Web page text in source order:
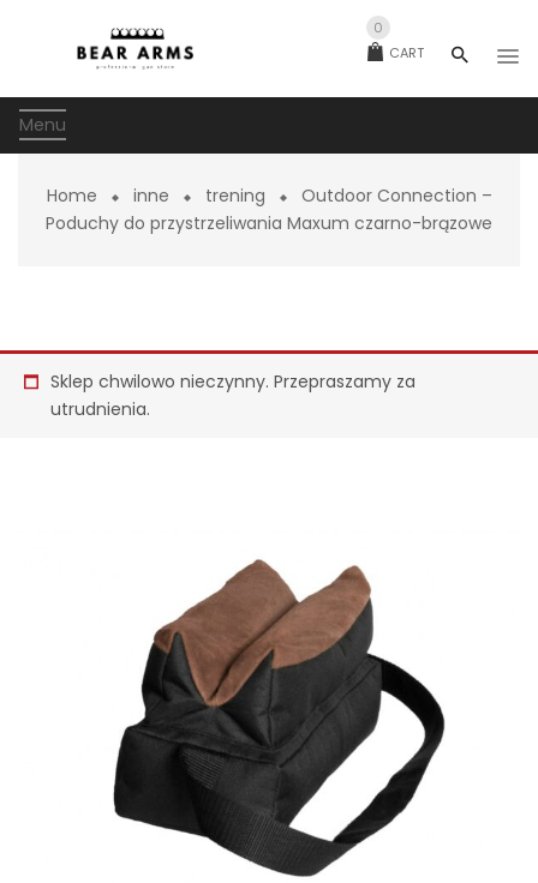
CART
0
Menu
Home inne trening
Outdoor Connection –
Poduchy do przystrzeliwania Maxum czarno-brązowe
Sklep chwilowo nieczynny. Przepraszamy za
utrudnienia.